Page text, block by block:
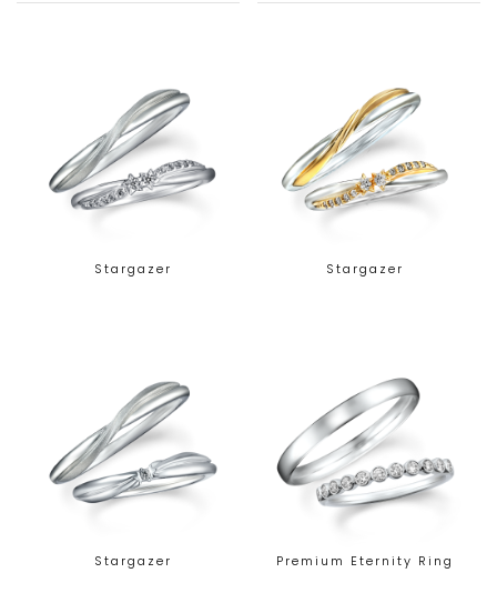
Stargazer Stargazer
Stargazer Premium Eternity Ring